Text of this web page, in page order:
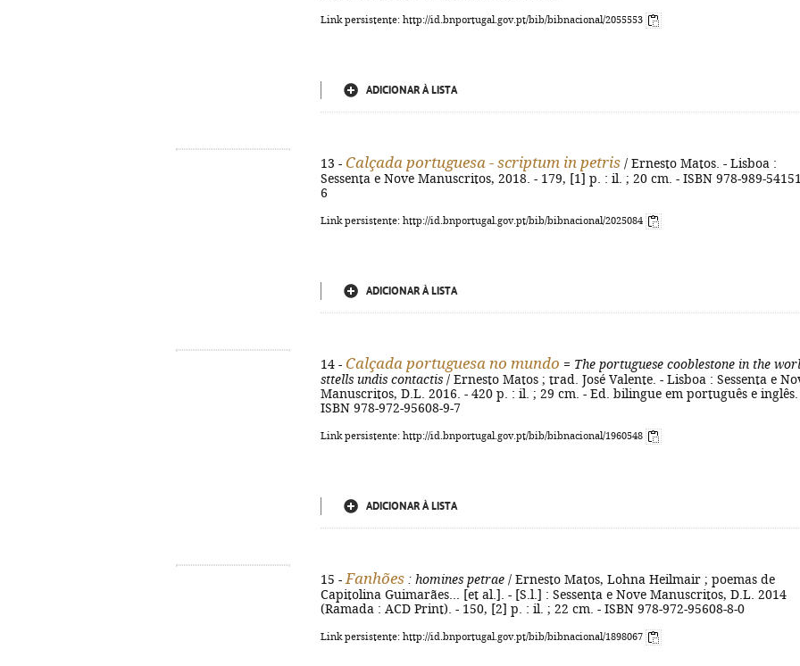
Link persistente: http://id.bnportugal.gov.pt/bib/bibnacional/2055553
ADICIONAR À LISTA
13 - Calçada portuguesa - scriptum in petris / Ernesto Matos. - Lisboa :
Sessenta e Nove Manuscritos, 2018. - 179, [1] p. : il. ; 20 cm. - ISBN 978-989-
6
Link persistente: http://id.bnportugal.gov.pt/bib/bibnacional/2025084
ADICIONAR À LISTA
14 - Calçada portuguesa no mundo = The portuguese cooblestone in the
sttells undis contactis / Ernesto Matos ; trad. José Valente. - Lisboa : Sessenta e
Manuscritos, D.L. 2016. - 420 p. : il. ; 29 cm. - Ed. bilingue em português e inglês.
ISBN 978-972-95608-9-7
Link persistente: http://id.bnportugal.gov.pt/bib/bibnacional/1960548
ADICIONAR À LISTA
15 - Fanhões : homines petrae / Ernesto Matos, Lohna Heilmair ; poemas de
Capitolina Guimarães... [et al.]. - [S.l.] : Sessenta e Nove Manuscritos, D.L. 2014
(Ramada : ACD Print). - 150, [2] p. : il. ; 22 cm. - ISBN 978-972-95608-8-0
Link persistente: http://id.bnportugal.gov.pt/bib/bibnacional/1898067